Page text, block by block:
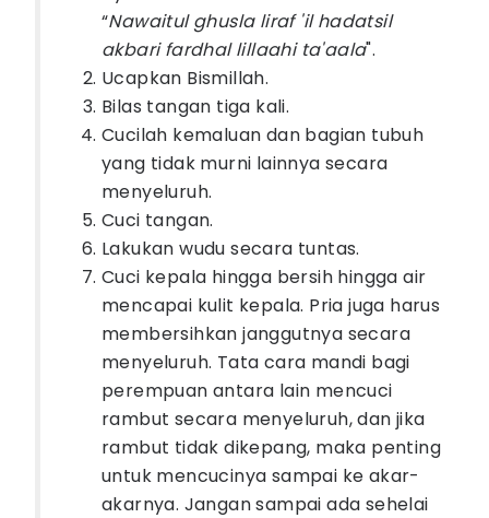
“Nawaitul ghusla liraf 'il hadatsil
akbari fardhal lillaahi ta'aala".
Ucapkan Bismillah.
Bilas tangan tiga kali.
Cucilah kemaluan dan bagian tubuh
yang tidak murni lainnya secara
menyeluruh.
Cuci tangan.
Lakukan wudu secara tuntas.
Cuci kepala hingga bersih hingga air
mencapai kulit kepala. Pria juga harus
membersihkan janggutnya secara
menyeluruh. Tata cara mandi bagi
perempuan antara lain mencuci
rambut secara menyeluruh, dan jika
rambut tidak dikepang, maka penting
untuk mencucinya sampai ke akar-
akarnya. Jangan sampai ada sehelai